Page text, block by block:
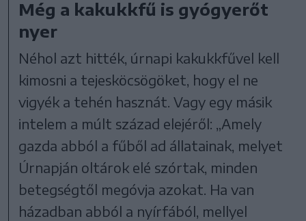
Még a kakukkfű is gyógyerőt
nyer
Néhol azt hitték, úrnapi kakukkfűvel kell
kimosni a tejesköcsögöket, hogy el ne
vigyék a tehén hasznát. Vagy egy másik
intelem a múlt század elejéről: „Amely
gazda abból a fűből ad állatainak, melyet
Úrnapján oltárok elé szórtak, minden
betegségtől megóvja azokat. Ha van
házadban abból a nyírfából, mellyel